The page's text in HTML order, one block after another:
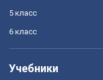
5 класс
6 класс
Учебники